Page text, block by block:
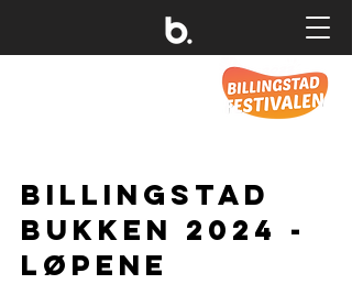
BILLingstad
bukken 2024 -
løpene